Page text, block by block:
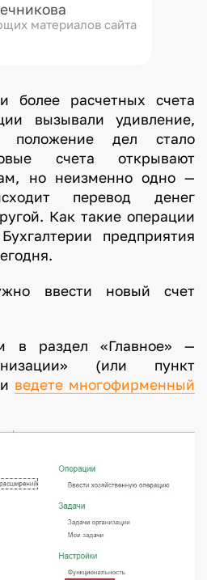
материалов сайта
более расчетных счета
вызывали удивление,
положение дел стало
счета открывают
но неизменно одно —
перевод денег
Как такие операции
предприятия
ввести новый счет
в раздел «Главное» —
(или пункт
ведете многофирменный